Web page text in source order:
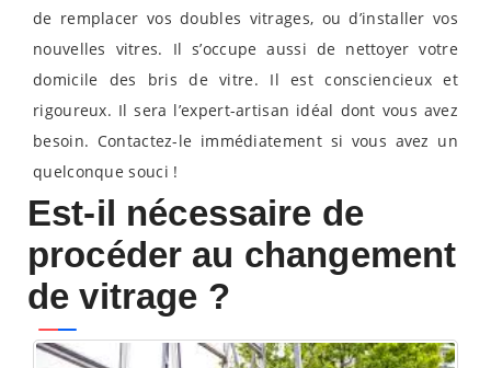
de remplacer vos doubles vitrages, ou d’installer vos
nouvelles vitres. Il s’occupe aussi de nettoyer votre
domicile des bris de vitre. Il est consciencieux et
rigoureux. Il sera l’expert-artisan idéal dont vous avez
besoin. Contactez-le immédiatement si vous avez un
quelconque souci !
Est-il nécessaire de
procéder au changement
de vitrage ?